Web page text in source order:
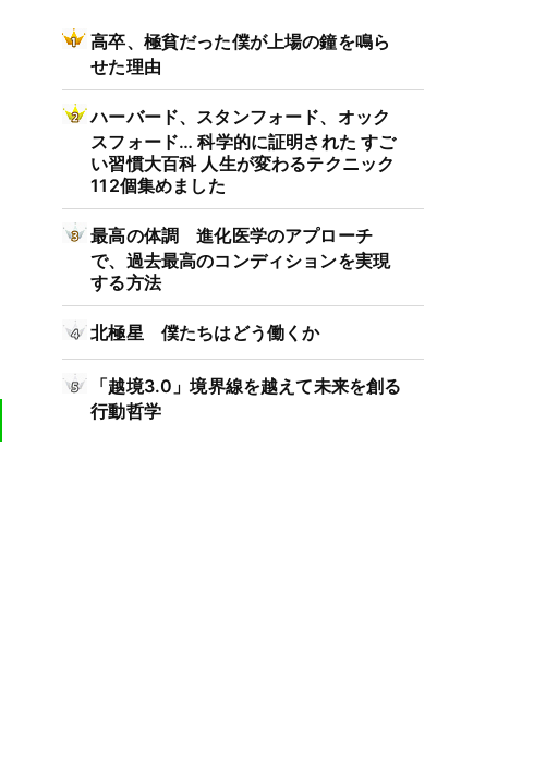
高卒、極貧だった僕が上場の鐘を鳴ら
せた理由
ハーバード、スタンフォード、オック
スフォード… 科学的に証明された すご
い習慣大百科 人生が変わるテクニック
112個集めました
最高の体調 進化医学のアプローチ
で、過去最高のコンディションを実現
する方法
北極星 僕たちはどう働くか
「越境3.0」境界線を越えて未来を創る
行動哲学